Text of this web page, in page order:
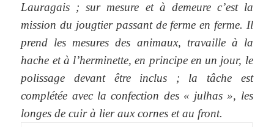
Lauragais ; sur mesure et à demeure c’est la
mission du jougtier passant de ferme en ferme. Il
prend les mesures des animaux, travaille à la
hache et à l’herminette, en principe en un jour, le
polissage devant être inclus ; la tâche est
complétée avec la confection des « julhas », les
longes de cuir à lier aux cornes et au front.